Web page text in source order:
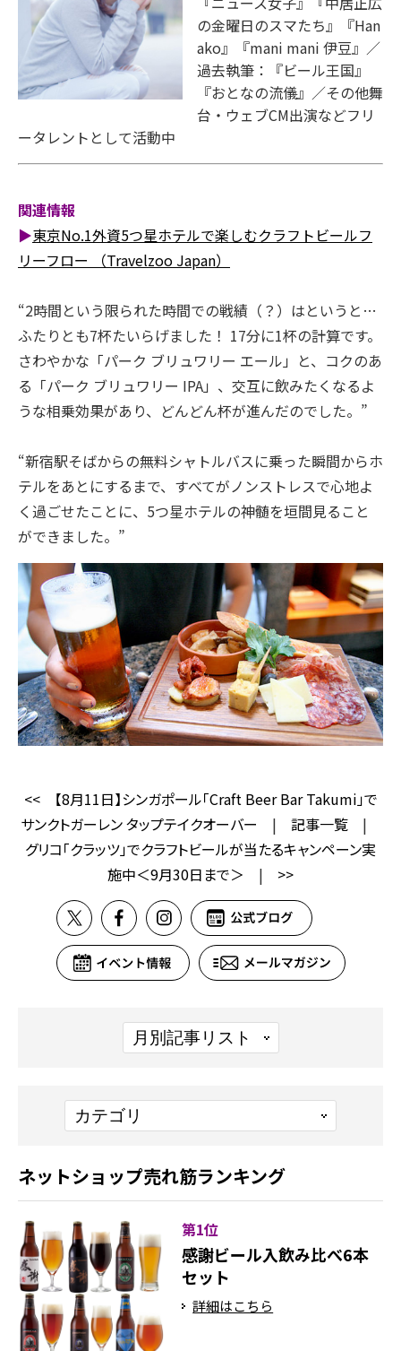
の金曜日のスマたち』『Han
ako』『mani mani 伊豆』／
過去執筆：『ビール王国』
『おとなの流儀』／その他舞
台・ウェブCM出演などフリ
ータレントとして活動中
関連情報
▶東京No.1外資5つ星ホテルで楽しむクラフトビールフ
リーフロー （Travelzoo Japan）
“2時間という限られた時間での戦績（？）はというと…
ふたりとも7杯たいらげました！ 17分に1杯の計算です。
さわやかな「パーク ブリュワリー エール」と、コクのあ
る「パーク ブリュワリー IPA」、交互に飲みたくなるよ
うな相乗効果があり、どんどん杯が進んだのでした。”
“新宿駅そばからの無料シャトルバスに乗った瞬間からホ
テルをあとにするまで、すべてがノンストレスで心地よ
く過ごせたことに、5つ星ホテルの神髄を垣間見ること
ができました。”
<<
【8月11日】シンガポール「Craft Beer Bar Takumi」で
サンクトガーレン タップテイクオーバー | 記事一覧|
グリコ「クラッツ」でクラフトビールが当たるキャンペーン実
施中＜9月30日まで＞ | >>
ネットショップ売れ筋ランキング
第1位
感謝ビール入飲み比べ6本
セット
詳細はこちら